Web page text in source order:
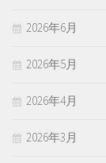
2026年6月
2026年5月
2026年4月
2026年3月